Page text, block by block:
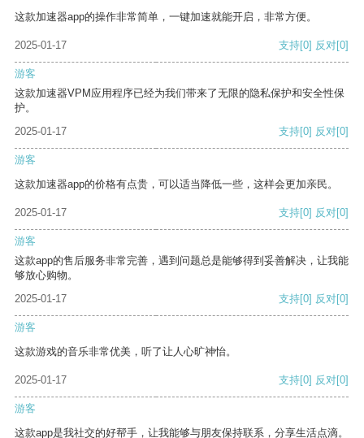
这款加速器app的操作非常简单，一键加速就能开启，非常方便。
2025-01-17 支持[0] 反对[0]
游客
这款加速器VPM应用程序已经为我们带来了无限的隐私保护和安全性保
护。
2025-01-17
支持[0] 反对[0]
游客
这款加速器app的价格有点贵，可以适当降低一些，这样会更加亲民。
2025-01-17 支持[0] 反对[0]
游客
这款app的售后服务非常完善，遇到问题总是能够得到妥善解决，让我能
够放心购物。
2025-01-17
支持[0] 反对[0]
游客
这款游戏的音乐非常优美，听了让人心旷神怡。
2025-01-17 支持[0] 反对[0]
游客
这款app是我社交的好帮手，让我能够与朋友保持联系，分享生活点滴。